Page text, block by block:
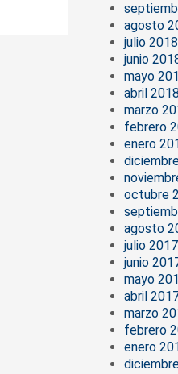
agosto
julio 2018
junio
mayo
abril 2018
marzo
febrero
enero
octubre
agosto
julio 2017
junio
mayo
abril
marzo
febrero
enero